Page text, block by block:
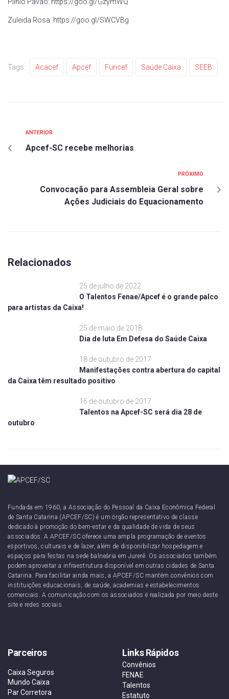
Zuleida Rosa: https://goo.gl/SWCVBg
Tags: Acacef Apcef Funcef Saúde Caixa SEEB
ANTERIOR
Apcef-SC recebe melhorias
PRÓXIMO
Convocação para Assembleia Geral sobre
Ações Judiciais do Equacionamento
Relacionados
25 de julho de 2022
O Talentos Fenae/Apcef é o grande palco
para artistas da Caixa!
25 de maio de 2018
Dia de luta Em Defesa do Saúde Caixa
18 de outubro de 2017
Manifestações contra abertura do capital
da Caixa têm resultado positivo
16 de outubro de 2017
Talentos na Apcef-SC será dia 28 de
outubro
Fundada em 1960, a Associação do Pessoal da Caixa Econômica Federal
de Santa Catarina (APCEF/SC) é um órgão representativo de classe
dedicado à promoção do bem-estar e da qualidade de vida de seus
associados. A APCEF/SC oferece uma ampla programação de eventos
esportivos, culturais e de lazer, além de disponibilizar hospedagem e
espaços para festas na sede balneária em Jurerê. Os associados também
podem aproveitar a infraestrutura disponível em outras cidades de Santa
Catarina. Para facilitar ainda mais, a APCEF/SC mantém convênios com
instituições educacionais, de saúde, academias e estabelecimentos
comerciais. A comunicação com os associados é realizada por meio deste
site e redes sociais.
Parceiros
Caixa Seguros
Mundo Caixa
Par Corretora
Links Rápidos
Convênios
FENAE
Talentos
Estatuto